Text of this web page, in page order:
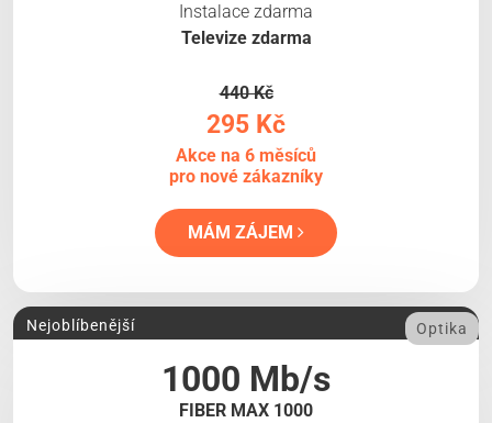
Instalace zdarma
Televize zdarma
440 Kč
295 Kč
Akce na 6 měsíců
pro nové zákazníky
MÁM ZÁJEM
1000 Mb/s
FIBER MAX 1000
Nejoblíbenější Optika